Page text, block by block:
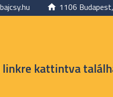
1106
kattintva